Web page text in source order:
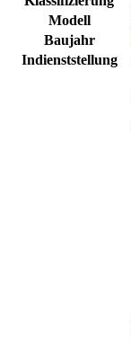
Modell
Baujahr
Indienststellung